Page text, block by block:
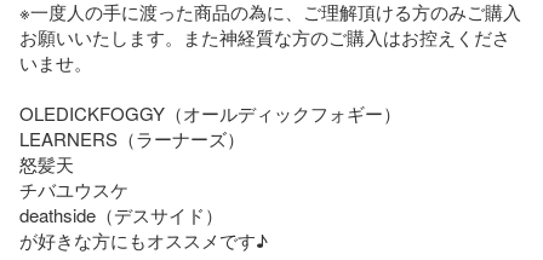
※一度人の手に渡った商品の為に、ご理解頂ける方のみご購入
お願いいたします。また神経質な方のご購入はお控えくださ
いませ。
OLEDICKFOGGY（オールディックフォギー）
LEARNERS（ラーナーズ）
怒髪天
チバユウスケ
deathside（デスサイド）
が好きな方にもオススメです♪